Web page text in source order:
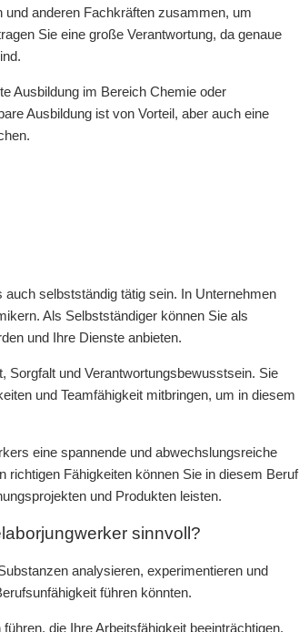
anderen Fachkräften zusammen, um
Sie eine große Verantwortung, da genaue
Ausbildung im Bereich Chemie oder
Ausbildung ist von Vorteil, aber auch eine
selbstständig tätig sein. In Unternehmen
Als Selbstständiger können Sie als
und Ihre Dienste anbieten.
Sorgfalt und Verantwortungsbewusstsein. Sie
und Teamfähigkeit mitbringen, um in diesem
eine spannende und abwechslungsreiche
richtigen Fähigkeiten können Sie in diesem Beruf
und Produkten leisten.
sinnvoll?
analysieren, experimentieren und
führen könnten.
die Ihre Arbeitsfähigkeit beeinträchtigen.